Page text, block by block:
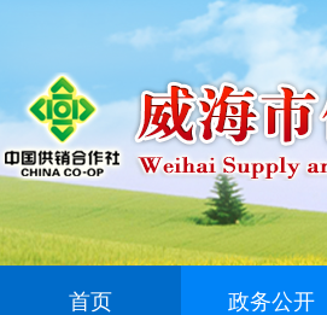
首页 政务公开